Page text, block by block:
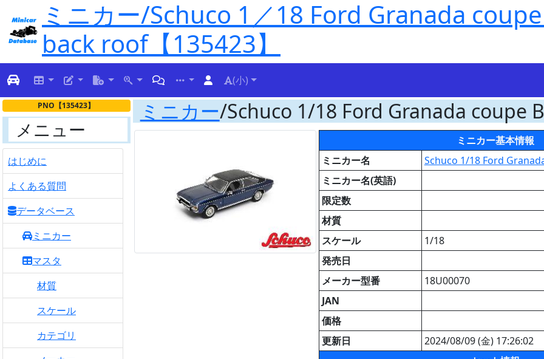
ミニカー/Schuco 1／18 Ford Granada
back roof【135423】
(小)
PNO【135423】
メニュー
はじめに
よくある質問
データベース
ミニカー
マスタ
材質
スケール
カテゴリ
ミニカー/Schuco 1/18 Ford Granada coupe
ミニカー基本情報
ミニカー名
Schuco 1/18 Ford
ミニカー名(英語)
限定数
材質
スケール
1/18
発売日
メーカー型番
18U00070
JAN
価格
更新日
2024/08/09 (金) 17:26:02